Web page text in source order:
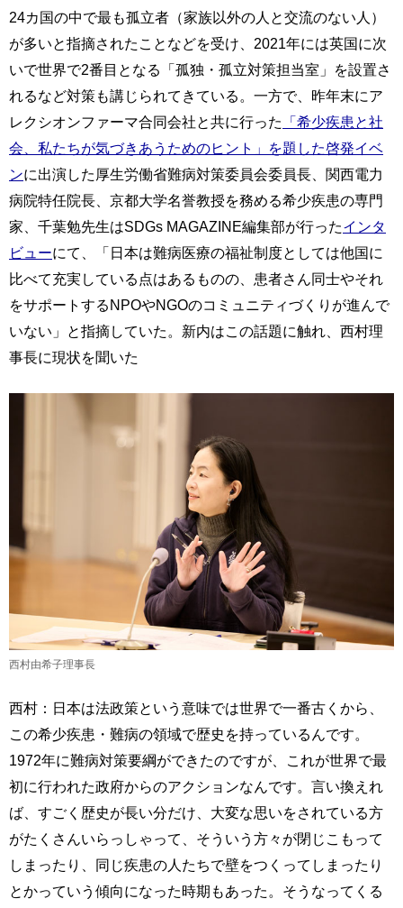
24カ国の中で最も孤立者（家族以外の人と交流のない人）
が多いと指摘されたことなどを受け、2021年には英国に次
いで世界で2番目となる「孤独・孤立対策担当室」を設置さ
れるなど対策も講じられてきている。一方で、昨年末にア
レクシオンファーマ合同会社と共に行った
「希少疾患と社
会、私たちが気づきあうためのヒント」を題した啓発イベ
ンに出演した厚生労働省難病対策委員会委員長、関西電力
病院特任院長、京都大学名誉教授を務める希少疾患の専門
家、千葉勉先生はSDGs MAGAZINE編集部が行ったインタ
ビューにて、「日本は難病医療の福祉制度としては他国に
比べて充実している点はあるものの、患者さん同士やそれ
をサポートするNPOやNGOのコミュニティづくりが進んで
いない」と指摘していた。新内はこの話題に触れ、西村理
事長に現状を聞いた
西村由希子理事長
西村：日本は法政策という意味では世界で一番古くから、
この希少疾患・難病の領域で歴史を持っているんです。
1972年に難病対策要綱ができたのですが、これが世界で最
初に行われた政府からのアクションなんです。言い換えれ
ば、すごく歴史が長い分だけ、大変な思いをされている方
がたくさんいらっしゃって、そういう方々が閉じこもって
しまったり、同じ疾患の人たちで壁をつくってしまったり
とかっていう傾向になった時期もあった。そうなってくる